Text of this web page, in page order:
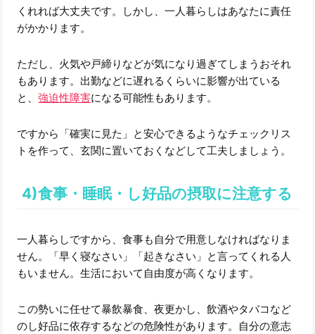
くれれば大丈夫です。しかし、一人暮らしはあなたに責任
がかかります。
ただし、火気や戸締りなどが気になり過ぎてしまうおそれ
もあります。出勤などに遅れるくらいに影響が出ている
と、強迫性障害になる可能性もあります。
ですから「確実に見た」と安心できるようなチェックリス
トを作って、玄関に置いておくなどして工夫しましょう。
4)食事・睡眠・し好品の摂取に注意する
一人暮らしですから、食事も自分で用意しなければなりま
せん。「早く寝なさい」「起きなさい」と言ってくれる人
もいません。生活において自由度が高くなります。
この勢いに任せて暴飲暴食、夜更かし、飲酒やタバコなど
のし好品に依存するなどの危険性があります。自分の意志